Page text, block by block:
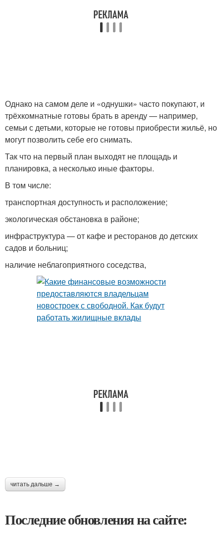
Однако на самом деле и «однушки» часто покупают, и
трёхкомнатные готовы брать в аренду — например,
семьи с детьми, которые не готовы приобрести жильё, но
могут позволить себе его снимать.
Так что на первый план выходят не площадь и
планировка, а несколько иные факторы.
В том числе:
транспортная доступность и расположение;
экологическая обстановка в районе;
инфраструктура — от кафе и ресторанов до детских
садов и больниц;
наличие неблагоприятного соседства,
читать дальше →
Последние обновления на сайте: